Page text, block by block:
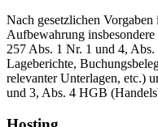
Nach gesetzlichen
Aufbewahrung
257 Abs. 1 Nr. 1 und 4,
Lageberichte,
relevanter Unterlagen, etc.)
und 3, Abs. 4 HGB